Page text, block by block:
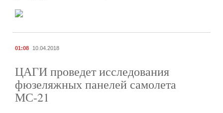
01:08 10.04.2018
ЦАГИ проведет исследования
фюзеляжных панелей самолета
МС-21